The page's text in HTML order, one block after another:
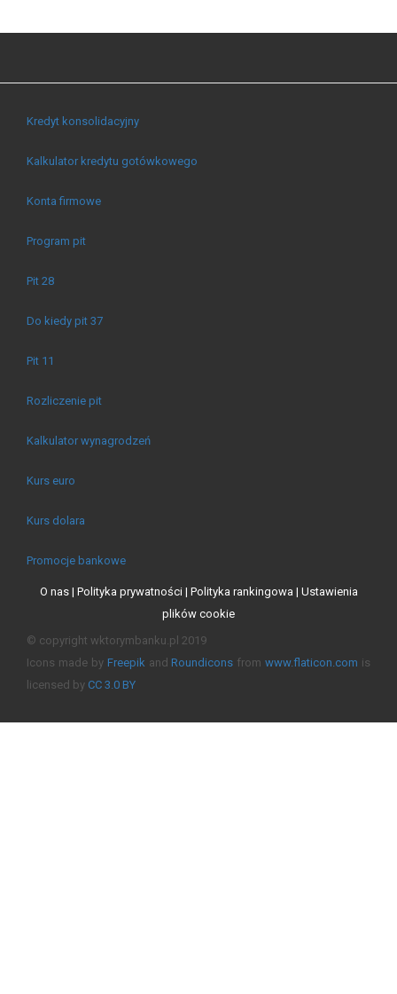
Kredyt konsolidacyjny
Kalkulator kredytu gotówkowego
Konta firmowe
Program pit
Pit 28
Do kiedy pit 37
Pit 11
Rozliczenie pit
Kalkulator wynagrodzeń
Kurs euro
Kurs dolara
Promocje bankowe
O nas | Polityka prywatności | Polityka rankingowa | Ustawienia
plików cookie
© copyright wktorymbanku.pl 2019
Icons made by Freepik and Roundicons fromwww.flaticon.com is
licensed by CC 3.0 BY